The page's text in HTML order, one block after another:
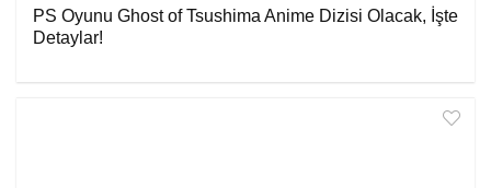
PS Oyunu Ghost of Tsushima Anime Dizisi Olacak, İşte
Detaylar!